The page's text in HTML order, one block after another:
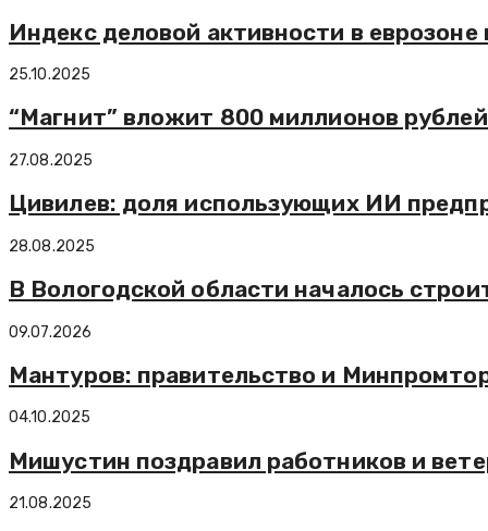
Индекс деловой активности в
25.10.2025
“Магнит” вложит 800 миллионов
27.08.2025
Цивилев: доля использующих ИИ
28.08.2025
В Вологодской области началось
09.07.2026
Мантуров: правительство и
04.10.2025
Мишустин поздравил работников и
21.08.2025